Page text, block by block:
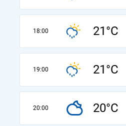
18:00 21°C
19:00 21°C
20:00 20°C